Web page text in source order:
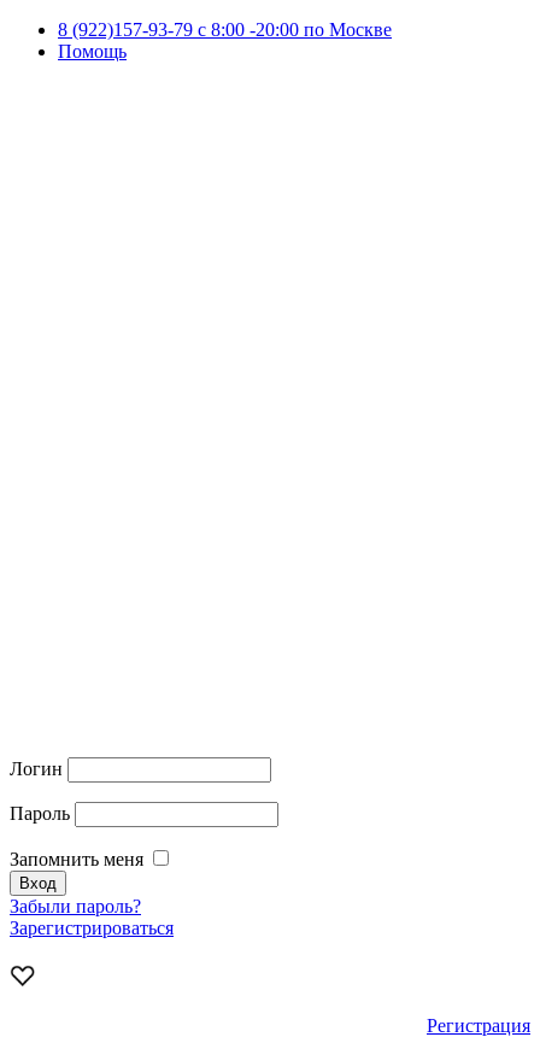
8 (922)157-93-79 c 8:00 -20:00 по Москве
Помощь
Логин
Пароль
Запомнить меня
Забыли пароль?
Зарегистрироваться
Регистрация